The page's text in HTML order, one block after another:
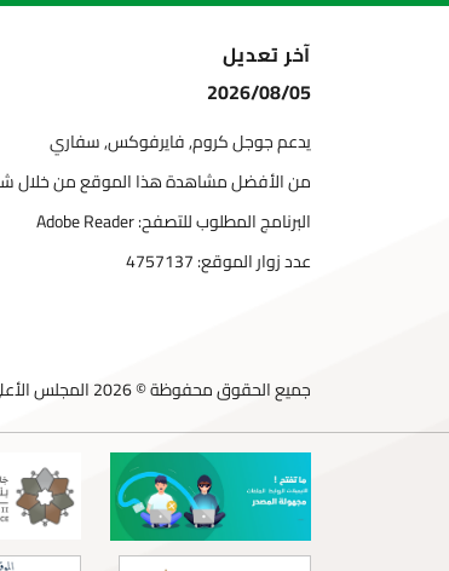
آخر تعديل
2026/08/05
يدعم جوجل كروم, فايرفوكس, سفاري
من الأفضل مشاهدة هذا الموقع من خلال شاشة 768
البرنامج المطلوب للتصفح: Adobe Reader
عدد زوار الموقع:4757137
جميع الحقوق محفوظة © 2026 المجلس الأعلى لحقوق الأشخاص ذوي الإعاقة